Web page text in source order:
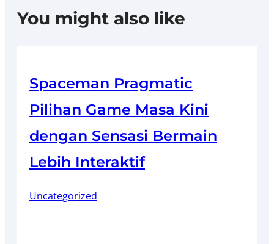
You might also like
Spaceman Pragmatic
Pilihan Game Masa Kini
dengan Sensasi Bermain
Lebih Interaktif
Uncategorized